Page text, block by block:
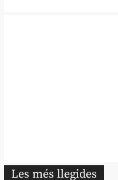
Les més llegides